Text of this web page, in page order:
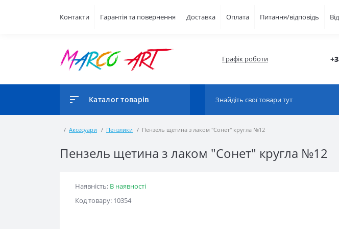
Контакти Гарантія та повернення Доставка Оплата Питання/відповідь
Графік роботи
Каталог товарів
Аксесуари Пензлики Пензель щетина з лаком "Сонет" кругла №12
Пензель щетина з лаком "Сонет" кругла №12
Наявність: В наявності
Код товару: 10354